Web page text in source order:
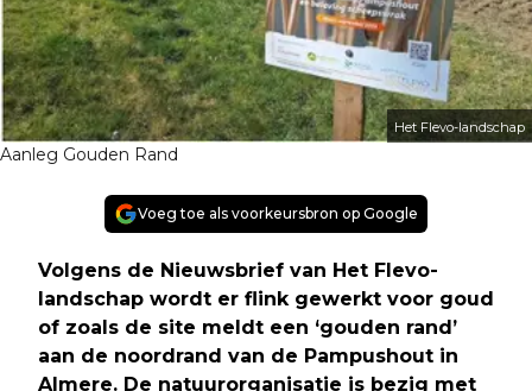
Het Flevo-landschap
Aanleg Gouden Rand
Voeg toe als voorkeursbron op Google
Volgens de Nieuwsbrief van Het Flevo-
landschap wordt er flink gewerkt voor goud
of zoals de site meldt een ‘gouden rand’
aan de noordrand van de Pampushout in
Almere. De natuurorganisatie is bezig met